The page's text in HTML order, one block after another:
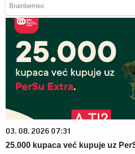
03. 08. 2026 07:31
25.000 kupaca već kupuje uz